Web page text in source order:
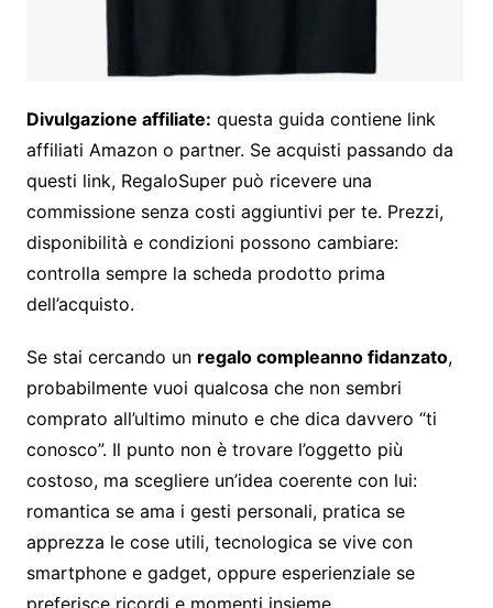
Divulgazione affiliate: questa guida contiene link
affiliati Amazon o partner. Se acquisti passando da
questi link, RegaloSuper può ricevere una
commissione senza costi aggiuntivi per te. Prezzi,
disponibilità e condizioni possono cambiare:
controlla sempre la scheda prodotto prima
dell’acquisto.
Se stai cercando un regalo compleanno fidanzato,
probabilmente vuoi qualcosa che non sembri
comprato all’ultimo minuto e che dica davvero “ti
conosco”. Il punto non è trovare l’oggetto più
costoso, ma scegliere un’idea coerente con lui:
romantica se ama i gesti personali, pratica se
apprezza le cose utili, tecnologica se vive con
smartphone e gadget, oppure esperienziale se
preferisce ricordi e momenti insieme.